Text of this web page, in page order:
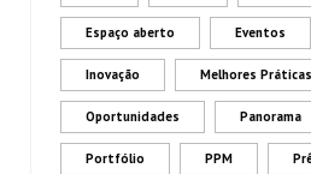
Espaço aberto Eventos
Inovação Melhores Práticas
Oportunidades Panorama
Portfólio PPM